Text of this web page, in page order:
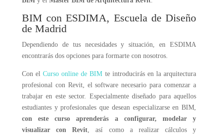
BIM con ESDIMA, Escuela de Diseño
de Madrid
Dependiendo de tus necesidades y situación, en ESDIMA
encontrarás dos opciones para formarte con nosotros.
Con elCurso online de BIM te introducirás en la arquitectura
profesional con Revit, el software necesario para comenzar a
trabajar en este sector. Especialmente diseñado para aquellos
estudiantes y profesionales que desean especializarse en BIM,
con este curso aprenderás a configurar, modelar y
visualizar con Revit, así como a realizar cálculos y